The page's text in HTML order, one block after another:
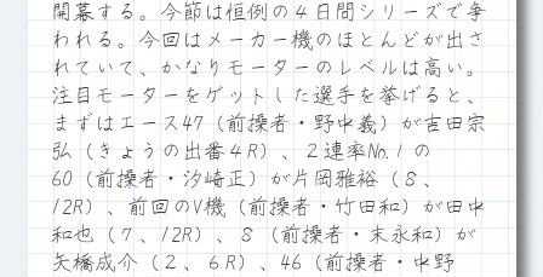
開幕する。今節は恒例の４日間シリーズで争
われる。今回はメーカー機のほとんどが出さ
れていて、かなりモーターのレベルは高い。
注目モーターをゲットした選手を挙げると、
まずはエース47（前操者・野中義）が吉田宗
弘（きょうの出番４R）、２連率№１の
60（前操者・汐崎正）が片岡雅裕（８、
12R）、前回のV機（前操者・竹田和）が田中
和也（７、12R）、８（前操者・末永和）が
矢橋成介（２、６R）、46（前操者・中野